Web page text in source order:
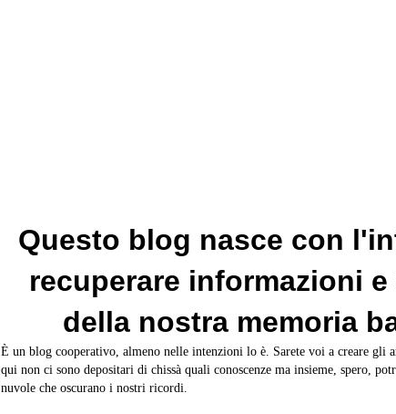
Questo blog nasce con
recuperare informazioni
della nostra memoria
È un blog cooperativo, almeno nelle intenzioni lo è. Sarete voi a creare gli
qui non ci sono depositari di chissà quali conoscenze ma insieme, spero,
nuvole che oscurano i nostri ricordi.